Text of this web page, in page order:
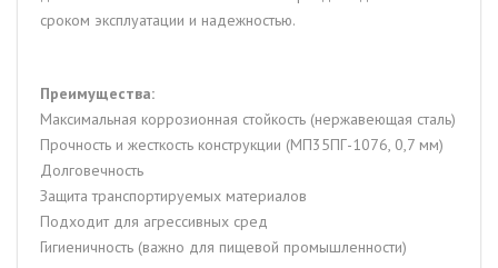
сроком эксплуатации и надежностью.
Преимущества:
Максимальная коррозионная стойкость (нержавеющая сталь)
Прочность и жесткость конструкции (МП35ПГ-1076, 0,7 мм)
Долговечность
Защита транспортируемых материалов
Подходит для агрессивных сред
Гигиеничность (важно для пищевой промышленности)